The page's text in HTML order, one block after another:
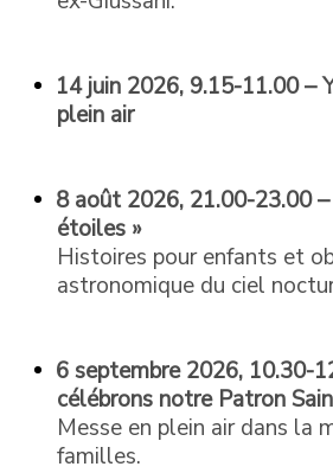
14 juin 2026, 9.15-11.00–
plein air
8 août 2026, 21.00-23.00
étoiles »
Histoires pour enfants et
astronomique du ciel
6 septembre 2026, 10.30-
célébrons notre Patron
Messe en plein air dans la
familles.